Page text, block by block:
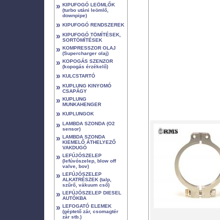
» KIPUFOGÓ LEÖMLŐK
(turbo utáni leömlő,
downpipe)
» KIPUFOGÓ RENDSZEREK
» KIPUFOGÓ TÖMÍTÉSEK,
SORTÖMÍTÉSEK
» KOMPRESSZOR OLAJ
(Supercharger olaj)
» KOPOGÁS SZENZOR
(kopogás érzékelő)
» KULCSTARTÓ
» KUPLUNG KINYOMÓ
CSAPÁGY
» KUPLUNG
MUNKAHENGER
» KUPLUNGOK
» LAMBDA SZONDA (O2
sensor)
» LAMBDA SZONDA
KIEMELŐ ÁTHELYEZŐ
VAKDUGÓ
» LEFÚJÓSZELEP
(lefúvószelep, blow off
valve, bov)
» LEFÚJÓSZELEP
ALKATRÉSZEK (talp,
szűrő, vákuum cső)
» LEFÚJÓSZELEP DIESEL
AUTÓKBA
» LEFOGATÓ ELEMEK
(géptető zár, csomagtér
zár stb.)